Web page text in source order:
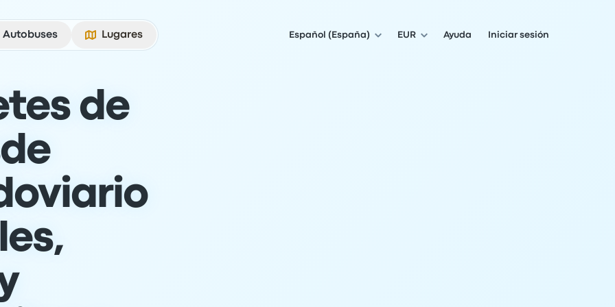
Autobuses
Lugares Español (España) EUR Ayuda Iniciar sesión
de